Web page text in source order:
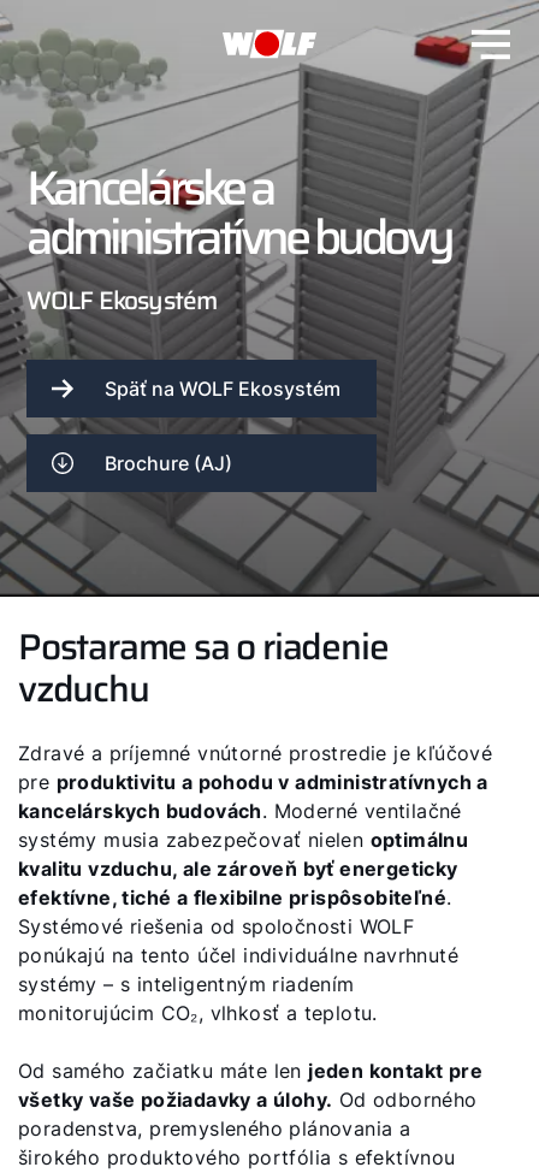
Kancelárske a
administratívne budovy
WOLF Ekosystém
Späť na WOLF Ekosystém
Brochure (AJ)
Postarame sa o riadenie
vzduchu
Zdravé a príjemné vnútorné prostredie je kľúčové
pre produktivitu a pohodu v administratívnych a
kancelárskych budovách. Moderné ventilačné
systémy musia zabezpečovať nielen optimálnu
kvalitu vzduchu, ale zároveň byť energeticky
efektívne, tiché a flexibilne prispôsobiteľné.
Systémové riešenia od spoločnosti WOLF
ponúkajú na tento účel individuálne navrhnuté
systémy – s inteligentným riadením
monitorujúcim CO₂, vlhkosť a teplotu.
Od samého začiatku máte len jeden kontakt pre
všetky vaše požiadavky a úlohy. Od odborného
poradenstva, premysleného plánovania a
širokého produktového portfólia s efektívnou